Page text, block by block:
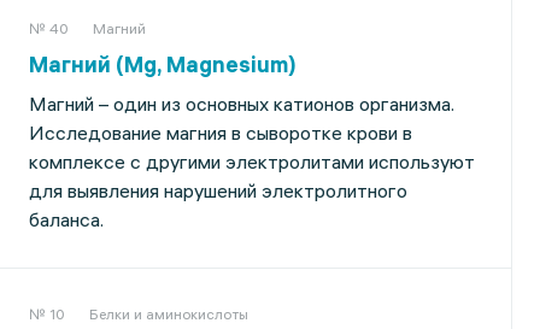
№ 40 Магний
Магний (Мg, Magnesium)
Магний – один из основных катионов организма.
Исследование магния в сыворотке крови в
комплексе с другими электролитами используют
для выявления нарушений электролитного
баланса.
№ 10 Белки и аминокислоты